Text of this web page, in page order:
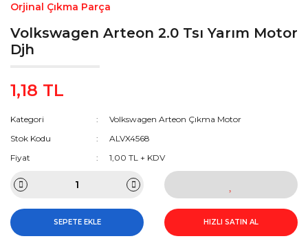
Orjinal Çıkma Parça
Volkswagen Arteon 2.0 Tsı Yarım Motor
Djh
1,18 TL
Kategori
Volkswagen Arteon Çıkma Motor
Stok Kodu
ALVX4568
Fiyat
1,00 TL + KDV
SEPETE EKLE HIZLI SATIN AL